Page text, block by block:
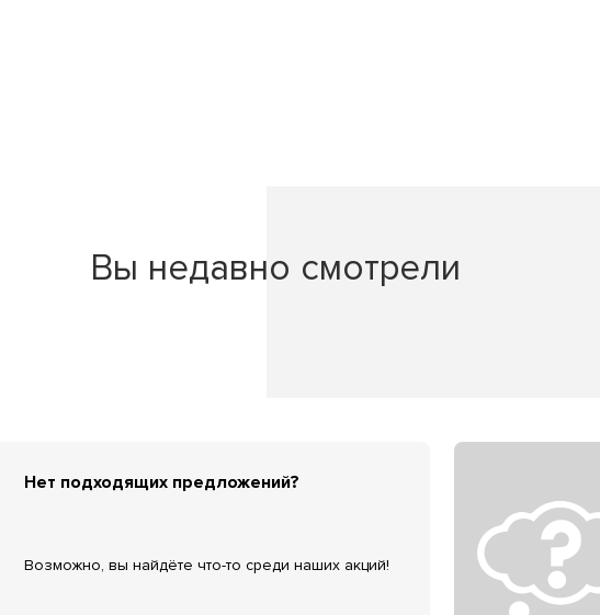
Вы недавно смотрели
Нет подходящих предложений?
Возможно, вы найдёте что-то среди наших акций!